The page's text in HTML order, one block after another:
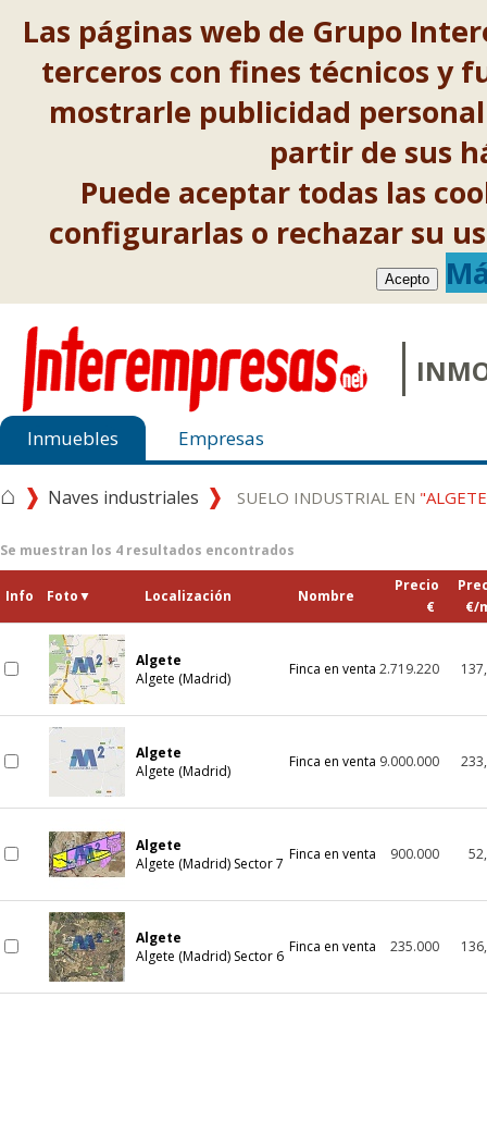
Las páginas web de Grupo
terceros con fines técnicos y
mostrarle publicidad
partir de sus
Puede aceptar todas las
configurarlas o rechazar su
Acepto
Inmuebles Empresas
⌂ Naves industriales SUELO INDUSTRIAL EN
Se muestran los 4 resultados encontrados
Info Foto▼ Localización Nombre
Precio
€
€/
Algete
Algete (Madrid)
Finca en venta 2.719.220
Algete
Algete (Madrid)
Finca en venta 9.000.000
Algete
Algete (Madrid) Sector 7
Finca en venta 900.000
Algete
Algete (Madrid) Sector 6
Finca en venta 235.000